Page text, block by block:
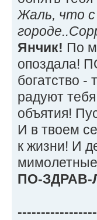
Жаль, что с
Янчик! По
опоздала!
богатство -
радуют
объятия!
И в твоем
к жизни! И
ПО-